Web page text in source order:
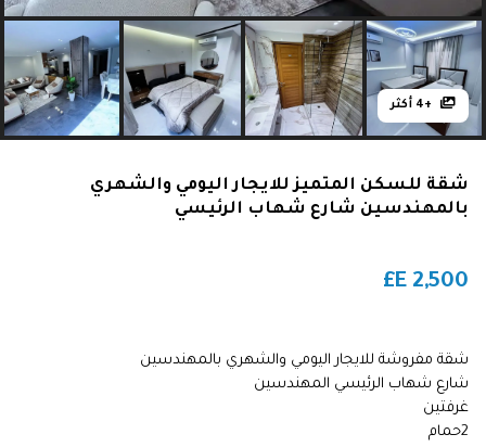
+4 أكثر
شقة للسكن المتميز للايجار اليومي والشهري
بالمهندسين شارع شهاب الرئيسي
E£ 2,500
شقة مفروشة للايجار اليومي والشهري بالمهندسين
شارع شهاب الرئيسي المهندسين
غرفتين
2حمام